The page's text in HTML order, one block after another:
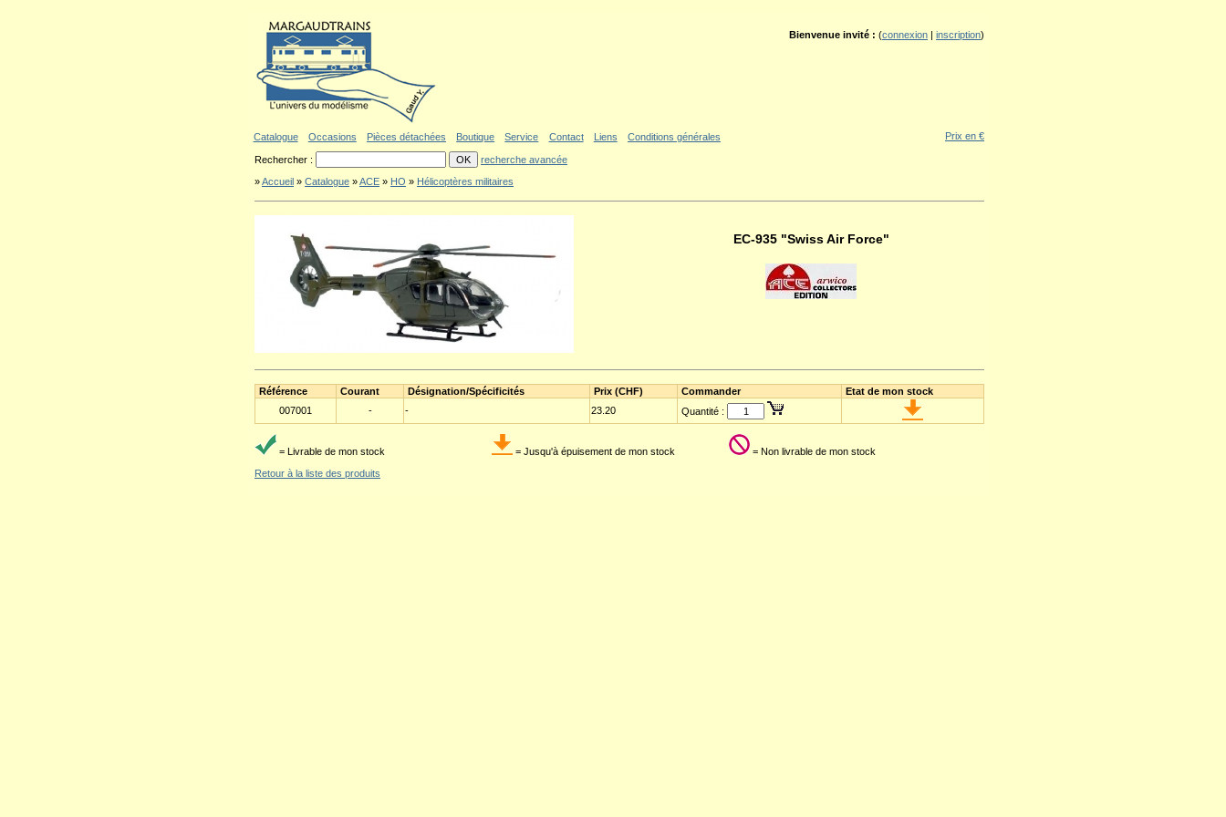
Bienvenue invité : (connexion | inscription)
Catalogue Occasions Pièces détachées Boutique Service Contact Liens Conditions générales
Rechercher : recherche avancée
Prix en €
»Accueil » Catalogue »ACE » HO » Hélicoptères militaires
EC-935 "Swiss Air Force"
Référence Courant Désignation/Spécificités Prix (CHF) Commander
Etat de mon stock
007001
- - 23.20 Quantité :
= Livrable de mon stock = Jusqu'à épuisement de mon stock = Non livrable de mon stock
Retour à la liste des produits